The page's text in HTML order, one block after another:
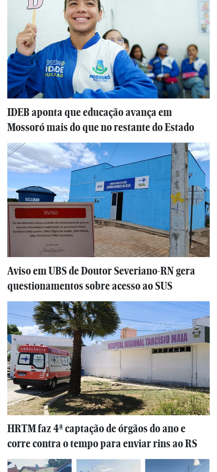
IDEB aponta que educação avança em
Mossoró mais do que no restante do Estado
Aviso em UBS de Doutor Severiano-RN gera
questionamentos sobre acesso ao SUS
HRTM faz 4ª captação de órgãos do ano e
corre contra o tempo para enviar rins ao RS